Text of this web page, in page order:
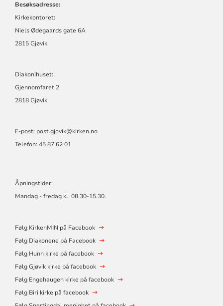
Besøksadresse:
Kirkekontoret:
Niels Ødegaards gate 6A
2815 Gjøvik
Diakonihuset:
Gjennomfaret 2
2818 Gjøvik
E-post: post.gjovik@kirken.no
Telefon: 45 87 62 01
Åpningstider:
Mandag - fredag kl. 08.30-15.30.
Følg KirkenMIN på Facebook
Følg Diakonene på Facebook
Følg Hunn kirke på facebook
Følg Gjøvik kirke på facebook
Følg Engehaugen kirke på facebook
Følg Biri kirke på facebook